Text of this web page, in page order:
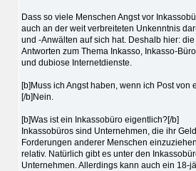
Dass so viele Menschen Angst vor
auch an der weit verbreiteten Unkenntnis
und -Anwälten auf sich hat. Deshalb hier:
Antworten zum Thema Inkasso, Inkasso-
und dubiose Internetdienste.
[b]Muss ich Angst haben, wenn ich Post von
[/b]Nein.
[b]Was ist ein Inkassobüro eigentlich?[/b]
Inkassobüros sind Unternehmen, die ihr
Forderungen anderer Menschen
relativ. Natürlich gibt es unter den
Unternehmen. Allerdings kann auch ein 18-